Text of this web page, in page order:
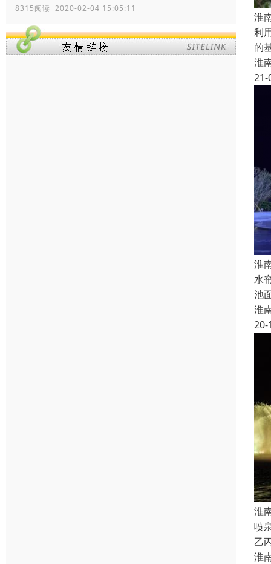
8315阅读 2020-02-04 15:05:11
淮
利
的
淮
21-
淮
水
池
淮
20-
淮
喷
乙
淮